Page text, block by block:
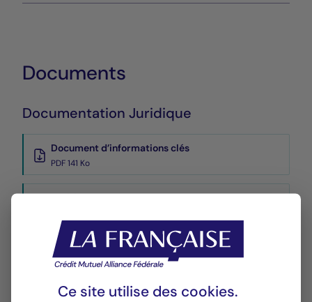
Documents
Documentation Juridique
Document d’informations clés
PDF 141 Ko
Position ETF
Prospectus
PDF 465 Ko
RapportsCe site utilise des cookies.